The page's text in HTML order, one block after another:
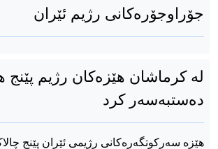
جۆراوجۆرەکانی رژیم ئێران
لە کرماشان هێزەکان رژیم پێنج
دەستبەسەر کرد
هێزە سەرکوتگەرەکانی رژیمی ئێران پێنج